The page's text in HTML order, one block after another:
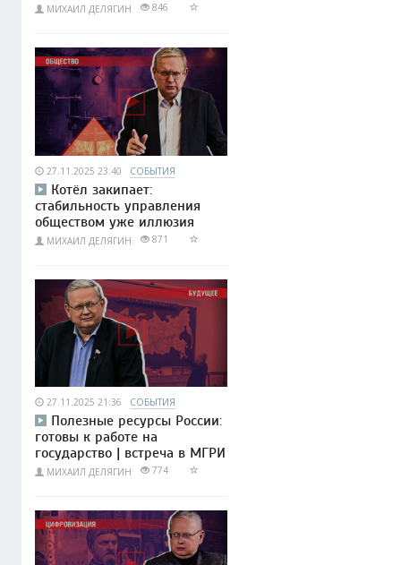
МИХАИЛ ДЕЛЯГИН 846
27.11.2025 23:40 СОБЫТИЯ
Котёл закипает:
стабильность управления
обществом уже иллюзия
МИХАИЛ ДЕЛЯГИН 871
27.11.2025 21:36 СОБЫТИЯ
Полезные ресурсы России:
готовы к работе на
государство | встреча в МГРИ
МИХАИЛ ДЕЛЯГИН 774